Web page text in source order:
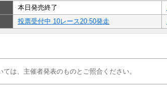
本日発売終了
投票受付中 10レース20:50発走
は、主催者発表のものとご照合ください。